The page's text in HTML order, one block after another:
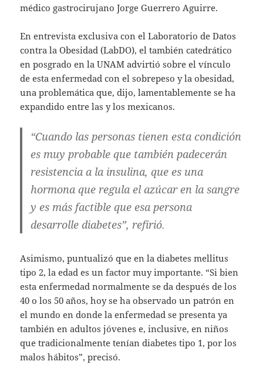
médico gastrocirujano Jorge Guerrero Aguirre.
En entrevista exclusiva con el Laboratorio de Datos
contra la Obesidad (LabDO), el también catedrático
en posgrado en la UNAM advirtió sobre el vínculo
de esta enfermedad con el sobrepeso y la obesidad,
una problemática que, dijo, lamentablemente se ha
expandido entre las y los mexicanos.
“Cuando las personas tienen esta condición
es muy probable que también padecerán
resistencia a la insulina, que es una
hormona que regula el azúcar en la sangre
y es más factible que esa persona
desarrolle diabetes”, refirió.
Asimismo, puntualizó que en la diabetes mellitus
tipo 2, la edad es un factor muy importante. “Si bien
esta enfermedad normalmente se da después de los
40 o los 50 años, hoy se ha observado un patrón en
el mundo en donde la enfermedad se presenta ya
también en adultos jóvenes e, inclusive, en niños
que tradicionalmente tenían diabetes tipo 1, por los
malos hábitos”, precisó.